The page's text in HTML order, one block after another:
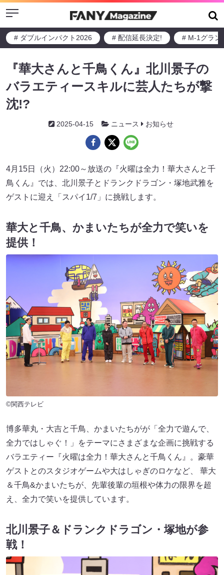
Menu
# ダブルインパクト2026 # 配信延長決定! # M-1グラン
『華大さんと千鳥くん』北川景子の
バラエティースキルに芸人たちが撃
沈!?
2025-04-15 ニュース お知らせ
4月15日（火）22:00～放送の『火曜は全力！華大さんと千
鳥くん』では、北川景子とドランクドラゴン・塚地武雅を
ゲストに迎え「スパイ1/7」に挑戦します。
華大と千鳥、かまいたちが全力で笑いを
提供！
©関西テレビ
博多華丸・大吉と千鳥、かまいたちがが「全力で遊んで、
全力ではしゃぐ！」をテーマにさまざまな企画に挑戦する
バラエティー『火曜は全力！華大さんと千鳥くん』。豪華
ゲストとのスタジオゲームや大はしゃぎのロケなど、 華大
＆千鳥&かまいたちが、先輩後輩の垣根や体力の限界を超
え、全力で笑いを提供しています。
北川景子＆ドランクドラゴン・塚地が参
戦！